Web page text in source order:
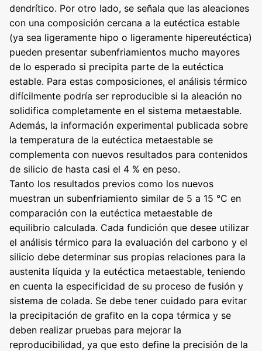
dendrítico. Por otro lado, se señala que las aleaciones
con una composición cercana a la eutéctica estable
(ya sea ligeramente hipo o ligeramente hipereutéctica)
pueden presentar subenfriamientos mucho mayores
de lo esperado si precipita parte de la eutéctica
estable. Para estas composiciones, el análisis térmico
difícilmente podría ser reproducible si la aleación no
solidifica completamente en el sistema metaestable.
Además, la información experimental publicada sobre
la temperatura de la eutéctica metaestable se
complementa con nuevos resultados para contenidos
de silicio de hasta casi el 4 % en peso.
Tanto los resultados previos como los nuevos
muestran un subenfriamiento similar de 5 a 15 °C en
comparación con la eutéctica metaestable de
equilibrio calculada. Cada fundición que desee utilizar
el análisis térmico para la evaluación del carbono y el
silicio debe determinar sus propias relaciones para la
austenita líquida y la eutéctica metaestable, teniendo
en cuenta la especificidad de su proceso de fusión y
sistema de colada. Se debe tener cuidado para evitar
la precipitación de grafito en la copa térmica y se
deben realizar pruebas para mejorar la
reproducibilidad, ya que esto define la precisión de la